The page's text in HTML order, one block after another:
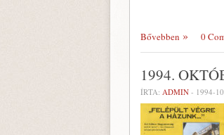
Bővebben 0
1994.
ÍRTA: ADMIN - 1994-